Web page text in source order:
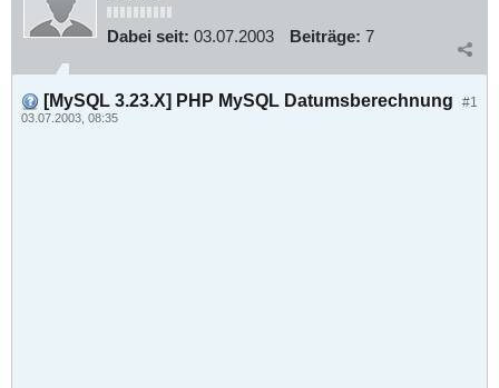
Dabei seit: 03.07.2003 Beiträge: 7
#1
[MySQL 3.23.X] PHP MySQL Datumsberechnung
03.07.2003, 08:35